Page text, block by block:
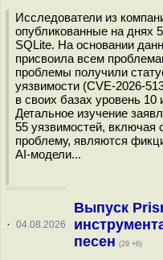
Исследователи из
опубликованные на днях
SQLite. На основании
присвоила всем
проблемы получили
уязвимости (CVE-2026-
в своих базах уровень 10
Детальное изучение
55 уязвимостей, включая
проблему, являются
AI-модели...
· 04.08.2026
Выпуск
песен (29 +6)